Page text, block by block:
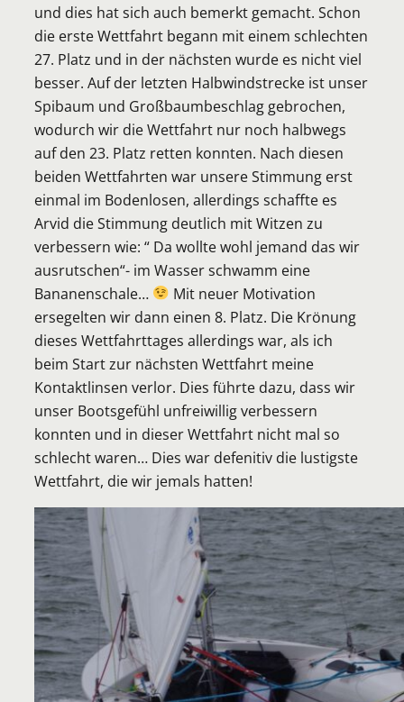
und dies hat sich auch bemerkt gemacht. Schon
die erste Wettfahrt begann mit einem schlechten
27. Platz und in der nächsten wurde es nicht viel
besser. Auf der letzten Halbwindstrecke ist unser
Spibaum und Großbaumbeschlag gebrochen,
wodurch wir die Wettfahrt nur noch halbwegs
auf den 23. Platz retten konnten. Nach diesen
beiden Wettfahrten war unsere Stimmung erst
einmal im Bodenlosen, allerdings schaffte es
Arvid die Stimmung deutlich mit Witzen zu
verbessern wie: “ Da wollte wohl jemand das wir
ausrutschen“- im Wasser schwamm eine
Bananenschale…
Mit neuer Motivation
ersegelten wir dann einen 8. Platz. Die Krönung
dieses Wettfahrttages allerdings war, als ich
beim Start zur nächsten Wettfahrt meine
Kontaktlinsen verlor. Dies führte dazu, dass wir
unser Bootsgefühl unfreiwillig verbessern
konnten und in dieser Wettfahrt nicht mal so
schlecht waren… Dies war defenitiv die lustigste
Wettfahrt, die wir jemals hatten!